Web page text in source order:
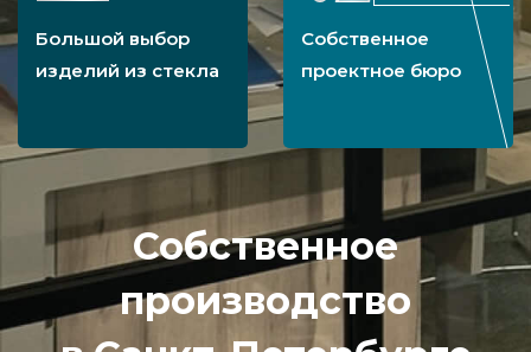
Большой выбор
изделий из стекла
Собственное
проектное бюро
Собственное
производство